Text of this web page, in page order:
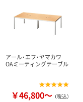
アール・エフ・ヤマカワ
OAミーティングテーブル
￥46,800～ （税込）